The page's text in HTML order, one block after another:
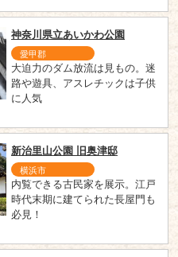
神奈川県立あいかわ公園
愛甲郡
大迫力のダム放流は見もの。迷
路や遊具、アスレチックは子供
に人気
新治里山公園 旧奥津邸
横浜市
内覧できる古民家を展示。江戸
時代末期に建てられた長屋門も
必見！